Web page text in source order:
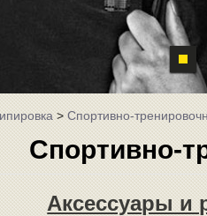
>Спортивно-
Спортивно-
Аксессуары и